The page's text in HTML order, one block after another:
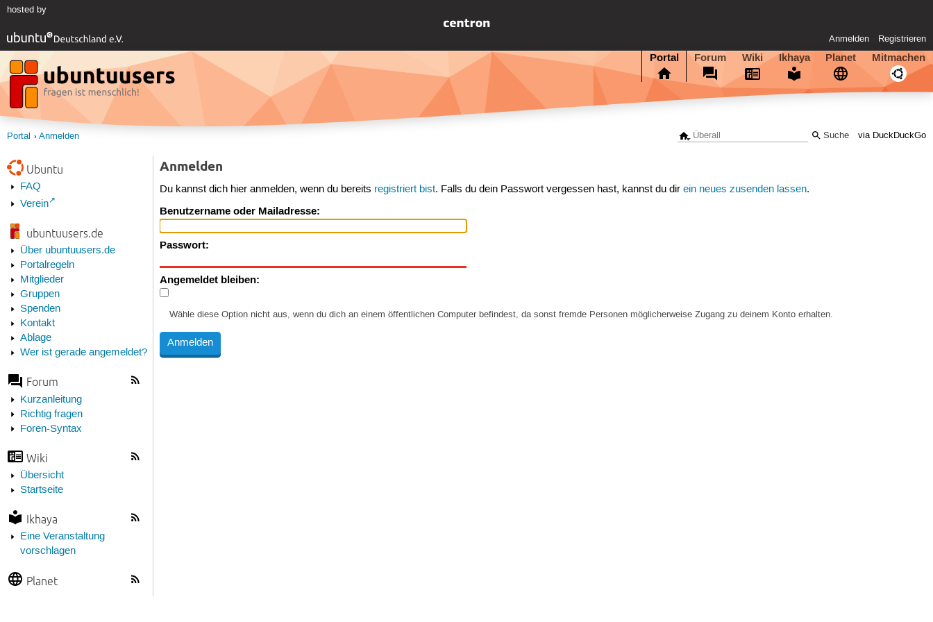
hosted by
Anmelden Registrieren
Portal Forum Wiki Ikhaya Planet Mitmachen
via DuckDuckGo
Portal Anmelden
Ubuntu
FAQ
Verein
ubuntuusers.de
Über ubuntuusers.de
Portalregeln
Mitglieder
Gruppen
Spenden
Kontakt
Ablage
Wer ist gerade angemeldet?
Forum
Kurzanleitung
Richtig fragen
Foren-Syntax
Wiki
Übersicht
Startseite
Ikhaya
Eine Veranstaltung
vorschlagen
Planet
Anmelden
Du kannst dich hier anmelden, wenn du bereits registriert bist. Falls du dein Passwort vergessen hast, kannst du direin neues zusenden lassen.
Benutzername oder Mailadresse:
Passwort:
Angemeldet bleiben:
Wähle diese Option nicht aus, wenn du dich an einem öffentlichen Computer befindest, da sonst fremde Personen möglicherweise Zugang zu deinem Konto erhalten.